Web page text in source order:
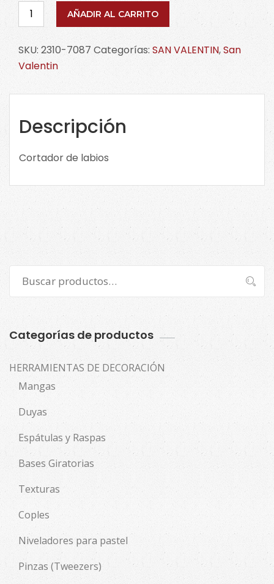
Cortador
de
2310-
7087
AÑADIR AL CARRITO
SKU: 2310-7087 Categorías: SAN VALENTIN,San
Valentin
Descripción
Cortador de labios
por:
Buscar
Categorías de productos
HERRAMIENTAS DE DECORACIÓN
Mangas
Duyas
Espátulas y Raspas
Bases Giratorias
Texturas
Coples
Niveladores para pastel
Pinzas (Tweezers)